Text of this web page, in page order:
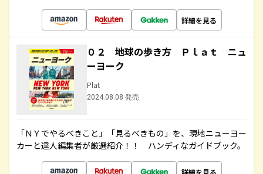
詳細を見る
０２ 地球の歩き方 Ｐｌａｔ ニュ
ーヨーク
Plat
2024.08.08 発売
「ＮＹでやるべきこと」「見るべきもの」を、現地ニューヨー
カーと達人編集者が厳選紹介！！ ハンディなガイドブック。
詳細を見る